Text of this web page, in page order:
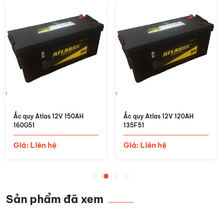
Ắc quy Atlas 12V 150AH
160G51
Giá: Liên hệ
Ắc quy Atlas 12V 120AH
135F51
Giá: Liên hệ
Sản phẩm đã xem